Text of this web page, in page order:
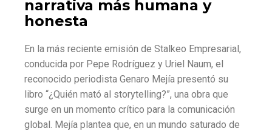
narrativa más humana y
honesta
En la más reciente emisión de Stalkeo Empresarial,
conducida por Pepe Rodríguez y Uriel Naum, el
reconocido periodista Genaro Mejía presentó su
libro “¿Quién mató al storytelling?”, una obra que
surge en un momento crítico para la comunicación
global. Mejía plantea que, en un mundo saturado de